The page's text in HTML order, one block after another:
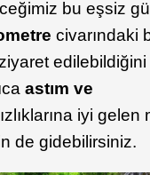
bu eşsiz
civarındaki
edilebildiğini
astım ve
iyi gelen
de gidebilirsiniz.